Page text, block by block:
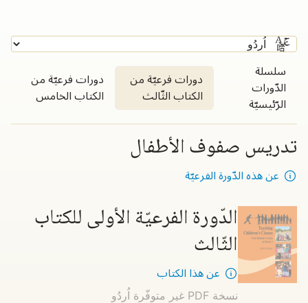
سلسلة
الدّورات
الرّئيسيّة
دورات فرعيّة من
الكتاب الثّالث
دورات فرعيّة من
الكتاب الخامس
تدريس صفوف الأطفال
عن هذه الدّورة الفرعيّة
الدّورة الفرعيّة الأولى للكتاب
الثّالث
عن هذا الكتاب
نسخة PDF غير متوفّرة اُردُو